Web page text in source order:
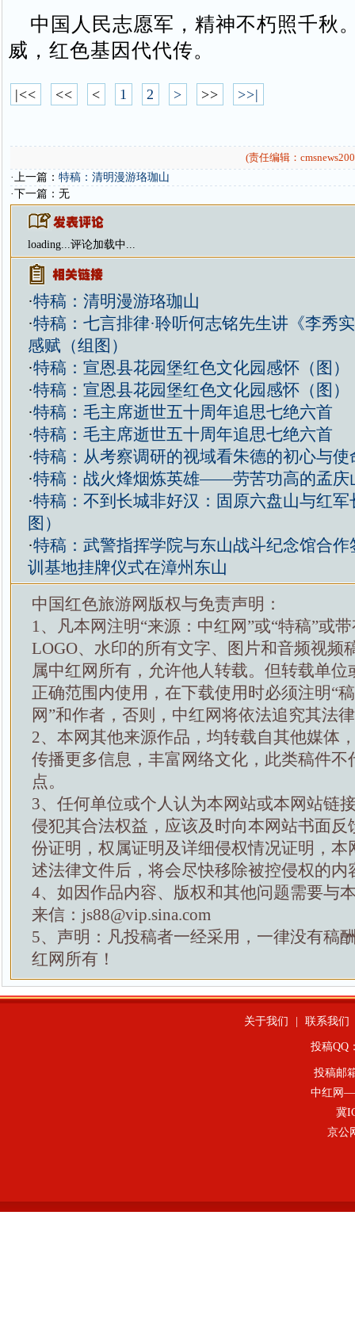
中国人民志愿军，精神不朽照千秋
威，红色基因代代传。
|<< << < 1 2 > >> >>|
(责任编辑：
·上一篇： 特稿：清明漫游珞珈山
·下一篇：无
loading...评论加载中...
·特稿：清明漫游珞珈山
·特稿：七言排律·聆听何志铭先生讲《李秀
感赋（组图）
·特稿：宣恩县花园堡红色文化园感怀（图）
·特稿：宣恩县花园堡红色文化园感怀（图）
·特稿：毛主席逝世五十周年追思七绝六首
·特稿：毛主席逝世五十周年追思七绝六首
·特稿：从考察调研的视域看朱德的初心与使
·特稿：战火烽烟炼英雄——劳苦功高的孟庆
·特稿：不到长城非好汉：固原六盘山与红军
图）
·特稿：武警指挥学院与东山战斗纪念馆合作
训基地挂牌仪式在漳州东山
中国红色旅游网版权与免责声明：
1、凡本网注明“来源：中红网”或“特稿”或
LOGO、水印的所有文字、图片和音频视频
属中红网所有，允许他人转载。但转载单位
正确范围内使用，在下载使用时必须注明“
网”和作者，否则，中红网将依法追究其法
2、本网其他来源作品，均转载自其他媒体
传播更多信息，丰富网络文化，此类稿件不
点。
3、任何单位或个人认为本网站或本网站链
侵犯其合法权益，应该及时向本网站书面反
份证明，权属证明及详细侵权情况证明，本
述法律文件后，将会尽快移除被控侵权的内
4、如因作品内容、版权和其他问题需要与
来信：js88@vip.sina.com
5、声明：凡投稿者一经采用，一律没有稿
红网所有！
关于我们 联系我们
投稿QQ
投稿邮
中红网—
冀
京公